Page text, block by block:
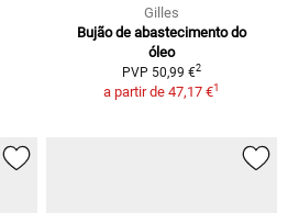
Gilles
Bujão de abastecimento do
óleo
PVP 50,99 €2
a partir de 47,17 €1